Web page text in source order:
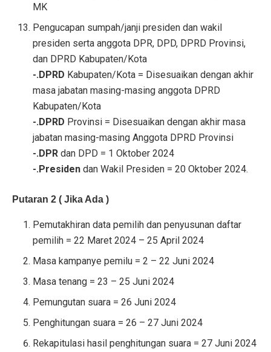
MK
Pengucapan sumpah/janji presiden dan wakil
presiden serta anggota DPR, DPD, DPRD Provinsi,
dan DPRD Kabupaten/Kota
-.DPRD Kabupaten/Kota = Disesuaikan dengan akhir
masa jabatan masing-masing anggota DPRD
Kabupaten/Kota
-.DPRD Provinsi = Disesuaikan dengan akhir masa
jabatan masing-masing Anggota DPRD Provinsi
-.DPR dan DPD = 1 Oktober 2024
-.Presiden dan Wakil Presiden = 20 Oktober 2024.
Putaran 2 ( Jika Ada )
Pemutakhiran data pemilih dan penyusunan daftar
pemilih = 22 Maret 2024 – 25 April 2024
Masa kampanye pemilu = 2 – 22 Juni 2024
Masa tenang = 23 – 25 Juni 2024
Pemungutan suara = 26 Juni 2024
Penghitungan suara = 26 – 27 Juni 2024
Rekapitulasi hasil penghitungan suara = 27 Juni 2024